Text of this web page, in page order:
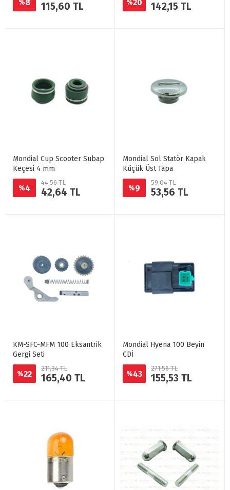
%8 115,60 TL %20 142,15 TL
Mondial Cup Scooter Subap
Keçesi 4 mm
%4
44,56 TL
42,64 TL
Mondial Sol Statör Kapak
Küçük Üst Tapa
%9
59,04 TL
53,56 TL
KM-SFC-MFM 100 Eksantrik
Gergi Seti
%22
211,34 TL
165,40 TL
Mondial Hyena 100 Beyin
CDİ
%43
271,56 TL
155,53 TL